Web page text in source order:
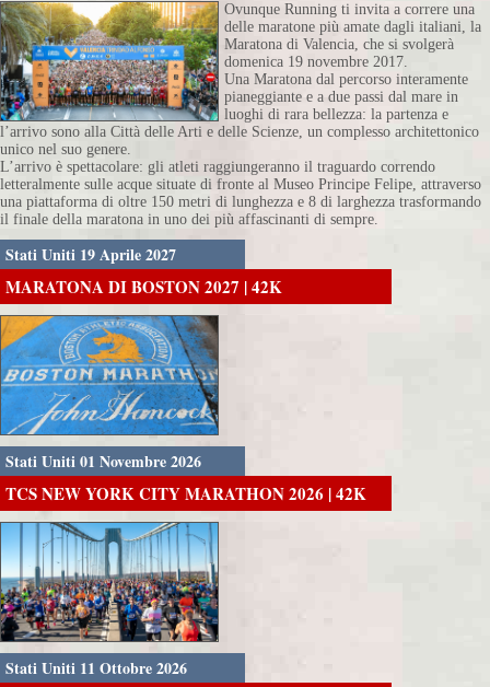
Ovunque Running ti invita a correre una
delle maratone più amate dagli italiani, la
Maratona di Valencia, che si svolgerà
domenica 19 novembre 2017.
Una Maratona dal percorso interamente
pianeggiante e a due passi dal mare in
luoghi di rara bellezza: la partenza e
l’arrivo sono alla Città delle Arti e delle Scienze, un complesso architettonico
unico nel suo genere.
L’arrivo è spettacolare: gli atleti raggiungeranno il traguardo correndo
letteralmente sulle acque situate di fronte al Museo Principe Felipe, attraverso
una piattaforma di oltre 150 metri di lunghezza e 8 di larghezza trasformando
il finale della maratona in uno dei più affascinanti di sempre.
Stati Uniti 19 Aprile 2027
MARATONA DI BOSTON 2027 | 42K
Stati Uniti 01 Novembre 2026
TCS NEW YORK CITY MARATHON 2026 | 42K
Stati Uniti 11 Ottobre 2026